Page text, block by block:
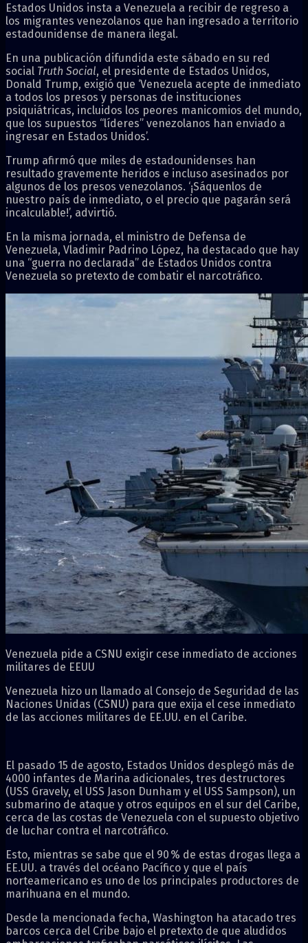
Estados Unidos insta a Venezuela a recibir de regreso a
los migrantes venezolanos que han ingresado a territorio
estadounidense de manera ilegal.
En una publicación difundida este sábado en su red
social Truth Social, el presidente de Estados Unidos,
Donald Trump, exigió que ‘Venezuela acepte de inmediato
a todos los presos y personas de instituciones
psiquiátricas, incluidos los peores manicomios del mundo,
que los supuestos “líderes” venezolanos han enviado a
ingresar en Estados Unidos’.
Trump afirmó que miles de estadounidenses han
resultado gravemente heridos e incluso asesinados por
algunos de los presos venezolanos. ‘¡Sáquenlos de
nuestro país de inmediato, o el precio que pagarán será
incalculable!’, advirtió.
En la misma jornada, el ministro de Defensa de
Venezuela, Vladimir Padrino López, ha destacado que hay
una “guerra no declarada” de Estados Unidos contra
Venezuela so pretexto de combatir el narcotráfico.
Venezuela pide a CSNU exigir cese inmediato de acciones
militares de EEUU
Venezuela hizo un llamado al Consejo de Seguridad de las
Naciones Unidas (CSNU) para que exija el cese inmediato
de las acciones militares de EE.UU. en el Caribe.
El pasado 15 de agosto, Estados Unidos desplegó más de
4000 infantes de Marina adicionales, tres destructores
(USS Gravely, el USS Jason Dunham y el USS Sampson), un
submarino de ataque y otros equipos en el sur del Caribe,
cerca de las costas de Venezuela con el supuesto objetivo
de luchar contra el narcotráfico.
Esto, mientras se sabe que el 90 % de estas drogas llega a
EE.UU. a través del océano Pacífico y que el país
norteamericano es uno de los principales productores de
marihuana en el mundo.
Desde la mencionada fecha, Washington ha atacado tres
barcos cerca del Cribe bajo el pretexto de que aludidos